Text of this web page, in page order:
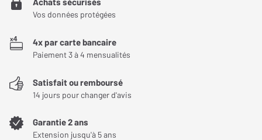
Un tweeter hybride pour des aigus détaillés et
transparents
tweeter hybride associant un dôme de 29 mm et un ruban de 17 x
des aigus, avec une distorsion réduite et une meilleure tenue en
puissance. Le tweeter à ruban ajoute une transparence et une
Vos données protégées
4x par carte bancaire
Paiement 3 à 4 mensualités
Satisfait ou remboursé
14 jours pour changer d'avis
Garantie 2 ans
Extension jusqu'à 5 ans